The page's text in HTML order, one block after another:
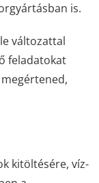
is.
változattal
feladatokat
kitöltésére, víz-